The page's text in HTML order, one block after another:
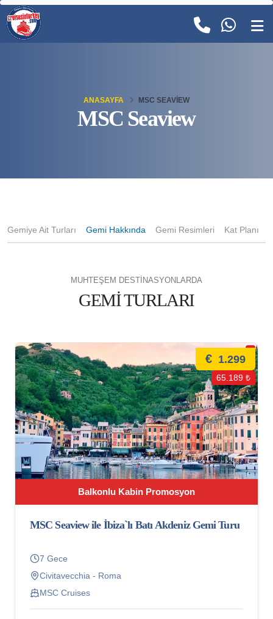
MSC Seaview
ANASAYFA MSC SEAVIEW
Gemiye Ait Turları Gemi Hakkında Gemi Resimleri Kat Planı
MUHTEŞEM DESTİNASYONLARDA
GEMİ TURLARI
Balkonlu Kabin Promosyon
€ 1.299
65.189 ₺
MSC Seaview ile İbiza`lı Batı Akdeniz Gemi Turu
7 Gece
Civitavecchia - Roma
MSC Cruises